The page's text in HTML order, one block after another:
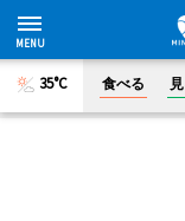
35°C 食べる